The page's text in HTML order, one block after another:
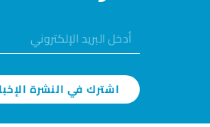
اشترك في النشرة